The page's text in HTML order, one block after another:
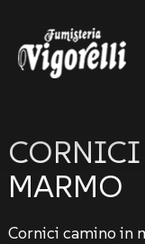
MARMO
Cornici camino in